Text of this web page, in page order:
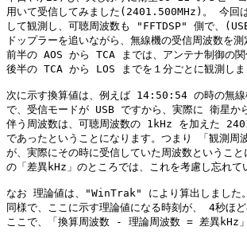
用いて受信してみました(2401.500MHz)。 今回
して観測し、可聴周波数も "FFTDSP" 側で、
ドップラーを追いながら、無線機の受信周波数を
前半の AOS から TCA までは、アンテナ制御の関
後半の TCA から LOS までを１分ごとに観測しま
次に示す換算値は、例えば 14:50:54 の時の無
で、受信モードが USB ですから、実際に 衛星か
伴う周波数は、可聴周波数の 1kHz を加えた
であったということになります。つまり 「観測
が、実際にその時に受信していた周波数というこ
の「差異kHz」のところでは、これを考慮し忘れて
なお 理論値は、"WinTrak" により算出しまし
同様で、ここに示す理論値になる時刻が、 4秒ほ
ここで、「換算周波数 - 理論周波数 = 差異kHz